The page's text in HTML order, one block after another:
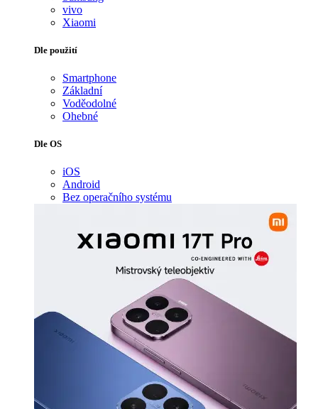
vivo
Xiaomi
Dle použití
Smartphone
Základní
Voděodolné
Ohebné
Dle OS
iOS
Android
Bez operačního systému